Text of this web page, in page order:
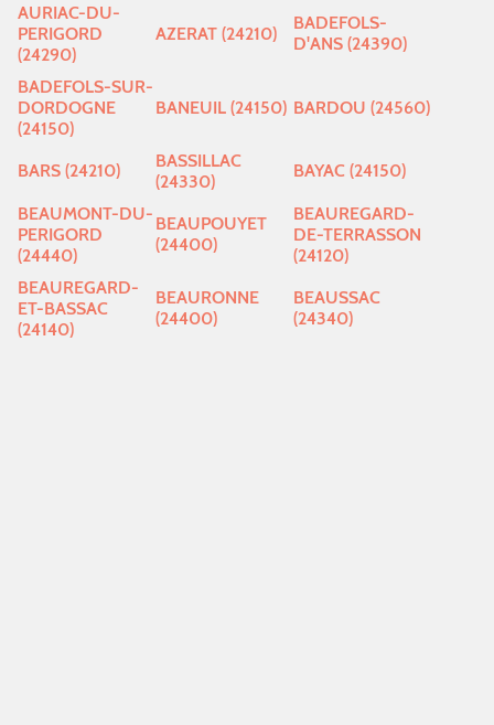
AURIAC-DU-
PERIGORD
(24290)
AZERAT (24210)
BADEFOLS-
D'ANS (24390)
BADEFOLS-SUR-
DORDOGNE
(24150)
BANEUIL (24150) BARDOU (24560)
BARS (24210)
BASSILLAC
(24330)
BAYAC (24150)
BEAUMONT-DU-
PERIGORD
(24440)
BEAUPOUYET
(24400)
BEAUREGARD-
DE-TERRASSON
(24120)
BEAUREGARD-
ET-BASSAC
(24140)
BEAURONNE
(24400)
BEAUSSAC
(24340)